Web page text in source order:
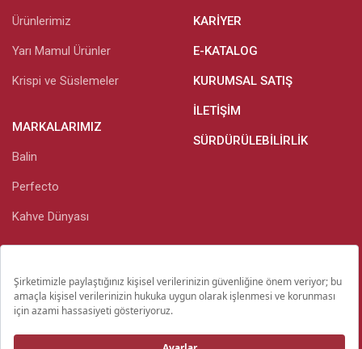
Ürünlerimiz
Yarı Mamul Ürünler
Krispi ve Süslemeler
MARKALARIMIZ
Balin
Perfecto
Kahve Dünyası
KARIYER
E-KATALOG
KURUMSAL SATIŞ
İLETIŞIM
SÜRDÜRÜLEBILIRLIK
Kişisel Verilerin Korunması
Yatırımcı İlişkileri
Yasal Bilgiler Ve Gizlilik Bildirimi